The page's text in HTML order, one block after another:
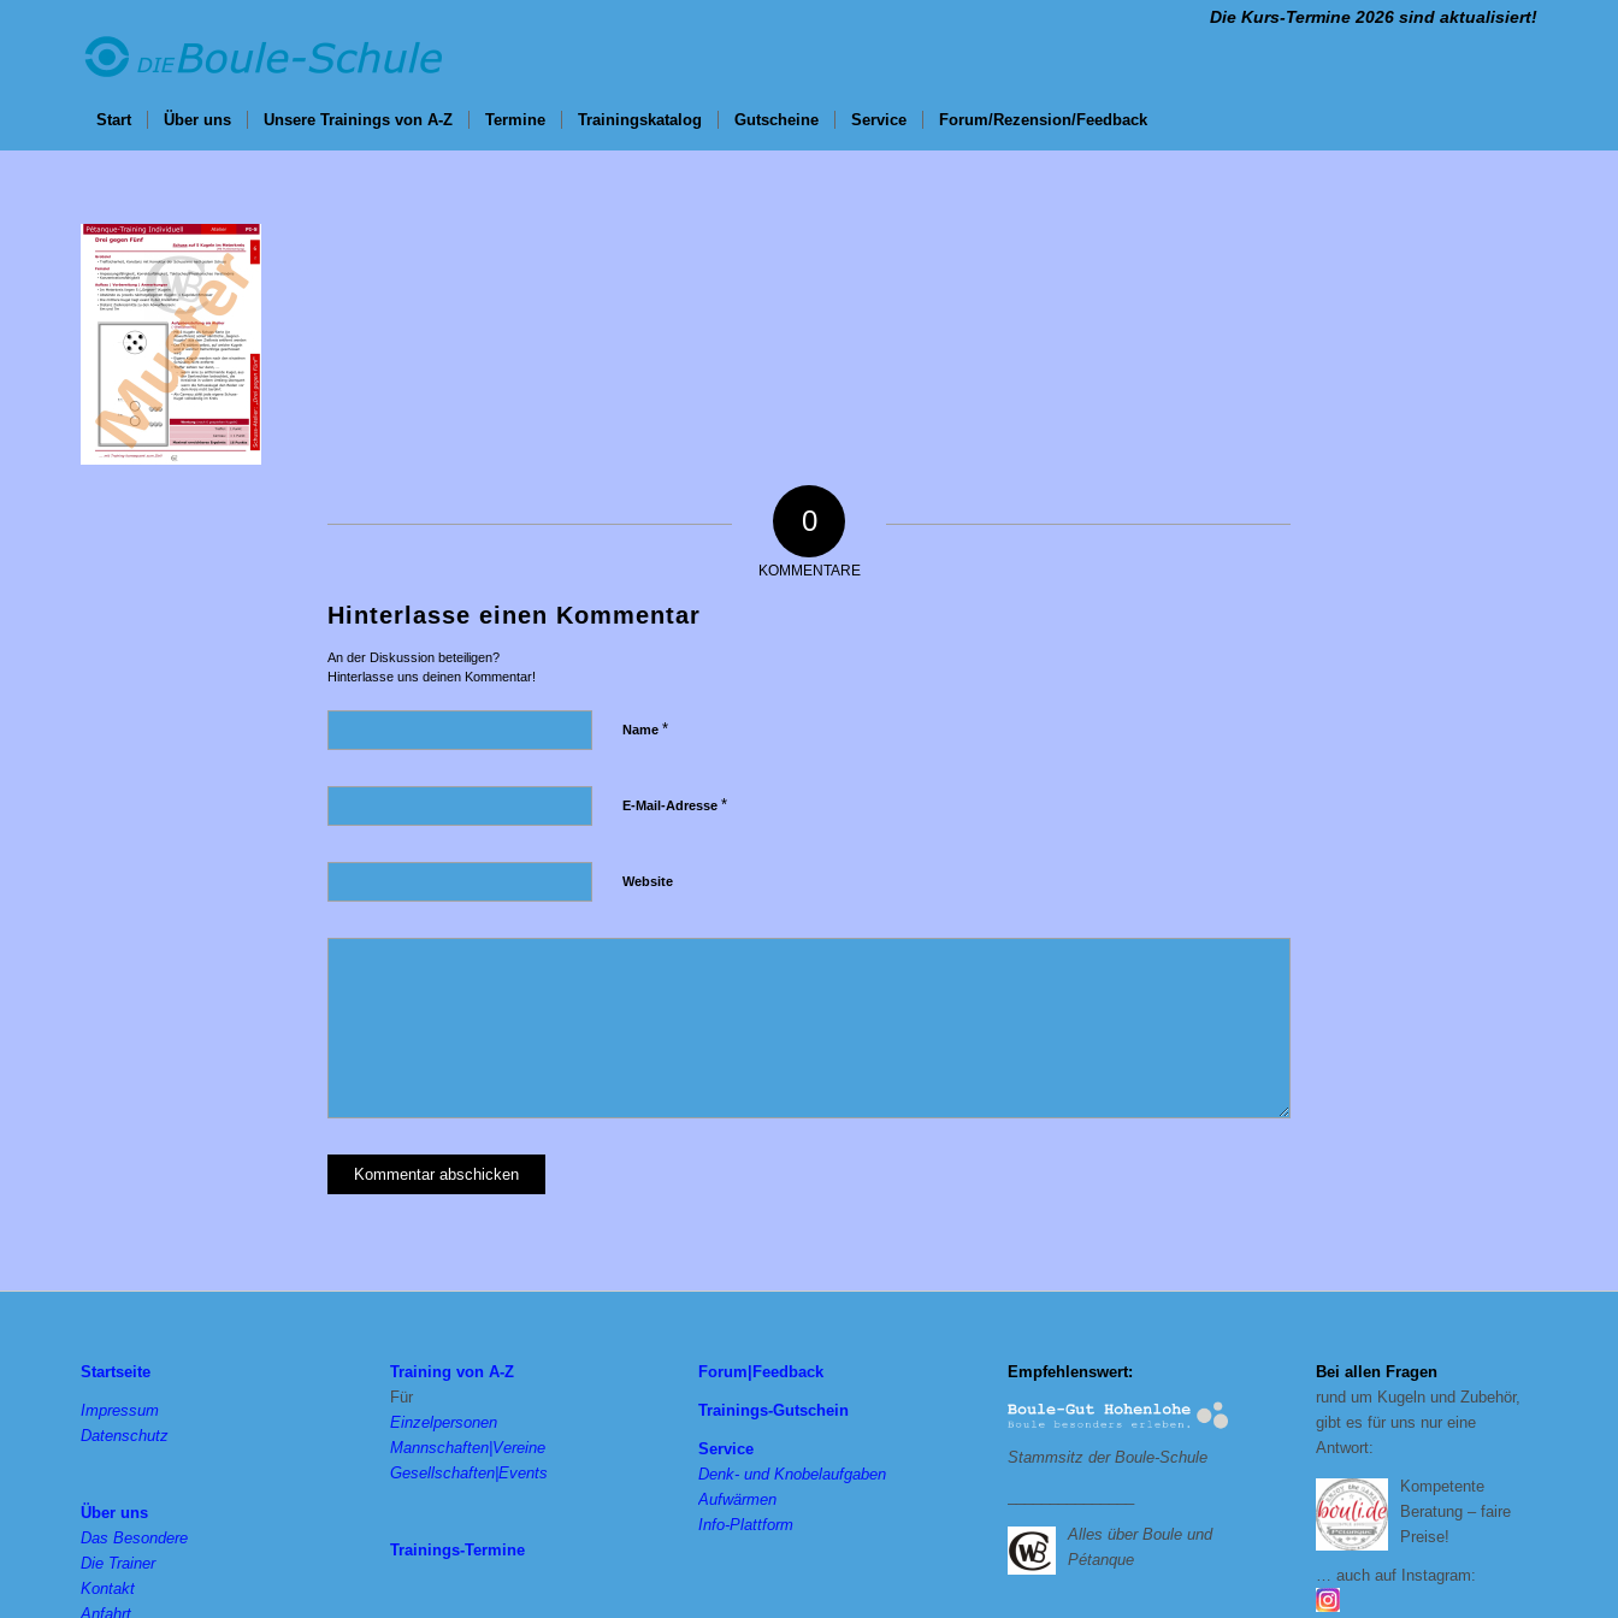
Die Kurs-Termine 2026 sind aktualisiert!
Start Über uns Unsere Trainings von A-Z Termine Trainingskatalog Gutscheine Service Forum/Rezension/Feedback
0
KOMMENTARE
Hinterlasse einen Kommentar
An der Diskussion beteiligen?
Hinterlasse uns deinen Kommentar!
Name *
E-Mail-Adresse *
Website
Startseite
Impressum
Datenschutz
Über uns
Das Besondere
Die Trainer
Kontakt
Anfahrt
Training von A-Z
Für
Einzelpersonen
Mannschaften|Vereine
Gesellschaften|Events
Trainings-Termine
Forum|Feedback
Trainings-Gutschein
Service
Denk- und Knobelaufgaben
Aufwärmen
Info-Plattform
Empfehlenswert:
Stammsitz der Boule-Schule
Alles über Boule und
Pétanque
Bei allen Fragen
rund um Kugeln und Zubehör,
gibt es für uns nur eine
Antwort:
Kompetente
Beratung – faire
Preise!
… auch auf Instagram: